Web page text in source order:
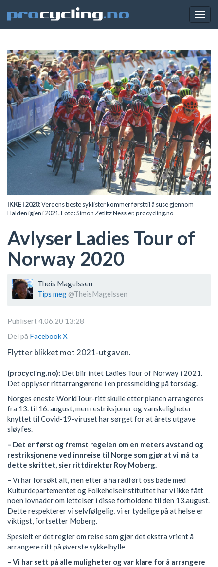
IKKE I 2020:Verdens beste syklister kommer først til å suse gjennom
Halden igjen i 2021. Foto: Simon Zetlitz Nessler, procycling.no
Avlyser Ladies Tour of
Norway 2020
Theis Magelssen
Tips meg @TheisMagelssen
Publisert 4.06.20 13:28
Del på FacebookX
Flytter blikket mot 2021-utgaven.
(procycling.no): Det blir intet Ladies Tour of Norway i 2021.
Det opplyser rittarrangørene i en pressmelding på torsdag.
Norges eneste WorldTour-ritt skulle etter planen arrangeres
fra 13. til 16. august, men restriksjoner og vanskeligheter
knyttet til Covid-19-viruset har sørget for at årets utgave
sløyfes.
– Det er først og fremst regelen om en meters avstand og
restriksjonene ved innreise til Norge som gjør at vi må ta
dette skrittet, sier rittdirektør Roy Moberg.
– Vi har forsøkt alt, men etter å ha rådført oss både med
Kulturdepartementet og Folkehelseinstituttet har vi ikke fått
noen lovnader om lettelser i disse forholdene til den 13.august.
Dette respekterer vi selvfølgelig, vi er tydelige på at helse er
viktigst, fortsetter Moberg.
Spesielt er det regler om reise som gjør det ekstra vrient å
arrangere ritt på øverste sykkelhylle.
– Vi har sett på alle muligheter og var klare for å arrangere